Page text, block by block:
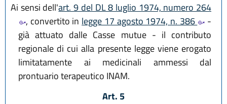
Ai sensi dell'art. 9 del DL 8 luglio 1974, numero 264
, convertito in legge 17 agosto 1974, n. 386
-
già attuato dalle Casse mutue - il contributo
regionale di cui alla presente legge viene erogato
limitatamente ai medicinali ammessi dal
prontuario terapeutico INAM.
Art. 5